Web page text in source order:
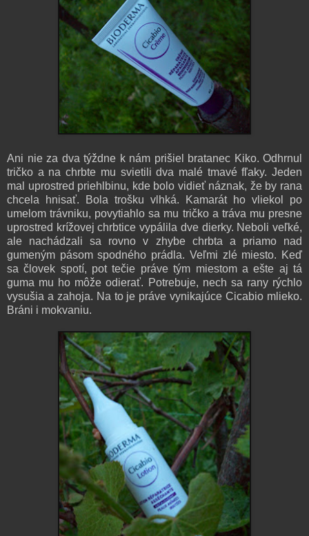
Ani nie za dva týždne k nám prišiel bratanec Kiko. Odhrnul
tričko a na chrbte mu svietili dva malé tmavé fľaky. Jeden
mal uprostred priehlbinu, kde bolo vidieť náznak, že by rana
chcela hnisať. Bola trošku vlhká. Kamarát ho vliekol po
umelom trávniku, povytiahlo sa mu tričko a tráva mu presne
uprostred krížovej chrbtice vypálila dve dierky. Neboli veľké,
ale nachádzali sa rovno v zhybe chrbta a priamo nad
gumeným pásom spodného prádla. Veľmi zlé miesto. Keď
sa človek spotí, pot tečie práve tým miestom a ešte aj tá
guma mu ho môže odierať. Potrebuje, nech sa rany rýchlo
vysušia a zahoja. Na to je práve vynikajúce Cicabio mlieko.
Bráni i mokvaniu.